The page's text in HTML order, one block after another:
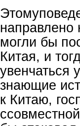
направлено
могли бы
Китая, и
увенчаться
знающие
к Китаю,